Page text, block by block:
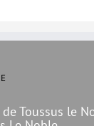
Toussus le